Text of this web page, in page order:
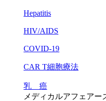
Hepatitis
HIV/AIDS
COVID-19
CAR T細胞療法
乳 癌
メディカルアフェア